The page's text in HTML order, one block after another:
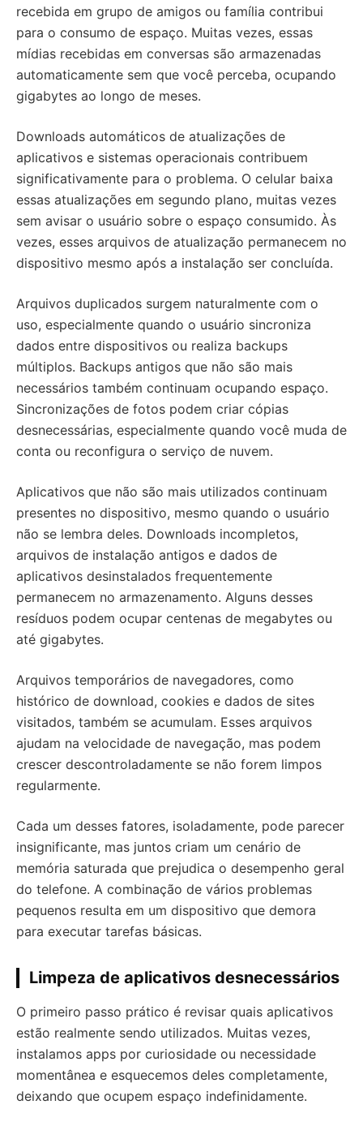
recebida em grupo de amigos ou família contribui
para o consumo de espaço. Muitas vezes, essas
mídias recebidas em conversas são armazenadas
automaticamente sem que você perceba, ocupando
gigabytes ao longo de meses.
Downloads automáticos de atualizações de
aplicativos e sistemas operacionais contribuem
significativamente para o problema. O celular baixa
essas atualizações em segundo plano, muitas vezes
sem avisar o usuário sobre o espaço consumido. Às
vezes, esses arquivos de atualização permanecem no
dispositivo mesmo após a instalação ser concluída.
Arquivos duplicados surgem naturalmente com o
uso, especialmente quando o usuário sincroniza
dados entre dispositivos ou realiza backups
múltiplos. Backups antigos que não são mais
necessários também continuam ocupando espaço.
Sincronizações de fotos podem criar cópias
desnecessárias, especialmente quando você muda de
conta ou reconfigura o serviço de nuvem.
Aplicativos que não são mais utilizados continuam
presentes no dispositivo, mesmo quando o usuário
não se lembra deles. Downloads incompletos,
arquivos de instalação antigos e dados de
aplicativos desinstalados frequentemente
permanecem no armazenamento. Alguns desses
resíduos podem ocupar centenas de megabytes ou
até gigabytes.
Arquivos temporários de navegadores, como
histórico de download, cookies e dados de sites
visitados, também se acumulam. Esses arquivos
ajudam na velocidade de navegação, mas podem
crescer descontroladamente se não forem limpos
regularmente.
Cada um desses fatores, isoladamente, pode parecer
insignificante, mas juntos criam um cenário de
memória saturada que prejudica o desempenho geral
do telefone. A combinação de vários problemas
pequenos resulta em um dispositivo que demora
para executar tarefas básicas.
Limpeza de aplicativos desnecessários
O primeiro passo prático é revisar quais aplicativos
estão realmente sendo utilizados. Muitas vezes,
instalamos apps por curiosidade ou necessidade
momentânea e esquecemos deles completamente,
deixando que ocupem espaço indefinidamente.